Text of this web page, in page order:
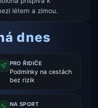
létem a zimou.
dnes
PRO ŘIDIČE
Podmínky na cestách
bez rizik
NA SPORT